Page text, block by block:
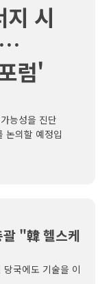
시
…
럼'
능성을 진단
논의할 예정입
"韓 헬스케
국에도 기술을 이